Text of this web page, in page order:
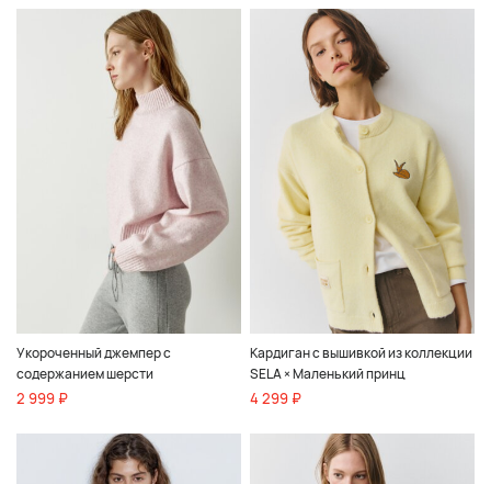
Укороченный джемпер с
содержанием шерсти
2 999 ₽
Кардиган с вышивкой из коллекции
SELA × Маленький принц
4 299 ₽